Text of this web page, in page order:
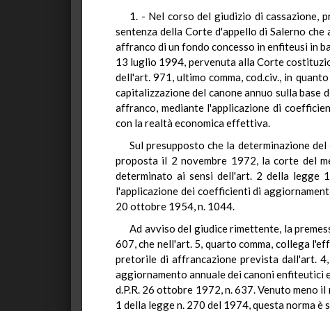
1. - Nel corso del giudizio di cassazione,
sentenza della Corte d'appello di Salerno
affranco di un fondo concesso in enfiteusi in
13 luglio 1994, pervenuta alla Corte
dell'art. 971, ultimo comma, cod.civ., in
capitalizzazione del canone annuo sulla
affranco, mediante l'applicazione di
con la realtà economica effettiva.
Sul presupposto che la determinazione
proposta il 2 novembre 1972, la corte del
determinato ai sensi dell'art. 2 della legge
l'applicazione dei coefficienti di
20 ottobre 1954, n. 1044.
Ad avviso del giudice rimettente, la
607, che nell'art. 5, quarto comma, collega
pretorile di affrancazione prevista dall'art.
aggiornamento annuale dei canoni enfiteutici
d.P.R. 26 ottobre 1972, n. 637. Venuto meno
1 della legge n. 270 del 1974, questa norma